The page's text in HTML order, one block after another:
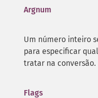
Argnum
Um número inteiro
para especificar
tratar na conversão.
Flags